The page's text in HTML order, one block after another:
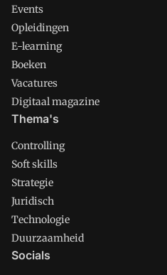
Events
Opleidingen
E-learning
Boeken
Vacatures
Digitaal magazine
Thema's
Controlling
Soft skills
Strategie
Juridisch
Technologie
Duurzaamheid
Socials